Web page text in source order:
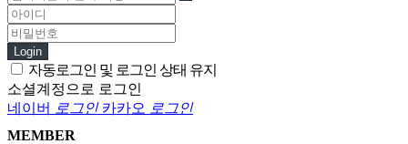
Login
자동로그인 및 로그인 상태 유지
소셜계정으로 로그인
네이버
로그인 카카오 로그인
MEMBER